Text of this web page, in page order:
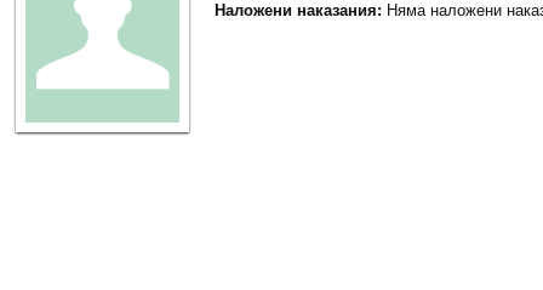
Наложени наказания: Няма наложени